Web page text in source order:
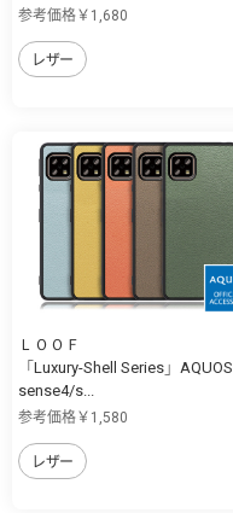
参考価格￥1,680
レザー
ＬＯＯＦ
「Luxury-Shell Series」AQUOS
sense4/s...
参考価格￥1,580
レザー